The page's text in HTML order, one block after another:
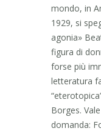
mondo, in
1929, si
agonia»
figura di
forse più
letteratura
Borges.
domanda: